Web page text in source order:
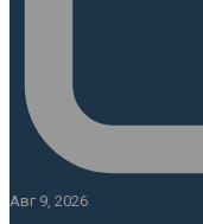
Авг 9, 2026